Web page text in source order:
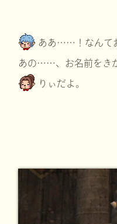
ああ……！なんて
あの……、お名前をき
りぃだよ。